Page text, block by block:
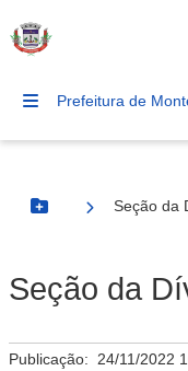
Prefeitura de
Botão Menu
Seção da
Seção da
Publicação: 24/11/2022